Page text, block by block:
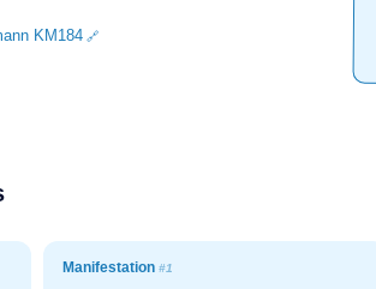
KM184
Manifestation #1